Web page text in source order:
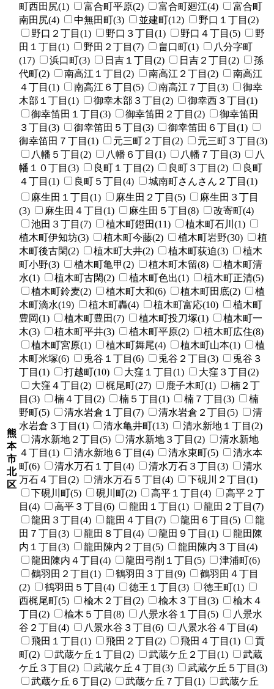
町西田尻(1)
富合町平原(2) 富合町廻江(4)
富合町
南田尻(4)
中無田町(3) 並建町(12)
野口１丁目(2)
野口２丁目(1)
野口３丁目(1) 野口４丁目(5)
野
田１丁目(1)
野田２丁目(7) 畠口町(1)
八分字町
(17)
浜口町(3) 日吉１丁目(2) 日吉２丁目(2)
孫
代町(2)
南高江１丁目(2) 南高江２丁目(2)
南高江
４丁目(1)
南高江６丁目(5) 南高江７丁目(3)
御幸
木部１丁目(1)
御幸木部３丁目(2)
御幸西３丁目(1)
御幸笛田１丁目(3)
御幸笛田２丁目(2)
御幸笛田
３丁目(3)
御幸笛田５丁目(3)
御幸笛田６丁目(1)
御幸笛田７丁目(1)
元三町２丁目(2)
元三町３丁目(3)
八幡５丁目(2)
八幡６丁目(1) 八幡７丁目(3)
八
幡１０丁目(3)
良町１丁目(2) 良町３丁目(2)
良町
４丁目(1)
良町５丁目(4) 城南町さんさん２丁目(1)
熊
本
市
北
区
麻生田１丁目(1) 麻生田２丁目(5)
麻生田３丁目
(3)
麻生田４丁目(1) 麻生田５丁目(8)
改寄町(4)
池田３丁目(7)
植木町鐙田(11)
植木町石川(1)
植木町伊知坊(3)
植木町今藤(2) 植木町岩野(30)
植
木町後古閑(2)
植木町大井(2) 植木町荻迫(3)
植木
町小野(3)
植木町亀甲(2) 植木町木留(8)
植木町清
水(1)
植木町古閑(2) 植木町色出(1)
植木町正清(5)
植木町鈴麦(2)
植木町大和(6) 植木町田底(2)
植
木町滴水(19)
植木町轟(4) 植木町富応(10)
植木町
豊岡(1)
植木町豊田(7) 植木町投刀塚(1)
植木町一
木(3)
植木町平井(3) 植木町平原(2)
植木町広住(8)
植木町宮原(1)
植木町舞尾(4) 植木町山本(1)
植
木町米塚(6)
兎谷１丁目(6) 兎谷２丁目(3)
兎谷３
丁目(1)
打越町(10) 大窪１丁目(1)
大窪３丁目(2)
大窪４丁目(2)
梶尾町(27) 鹿子木町(1)
楠２丁
目(3)
楠４丁目(2) 楠５丁目(1) 楠７丁目(3)
楠
野町(5)
清水岩倉１丁目(7) 清水岩倉２丁目(5)
清
水岩倉３丁目(1)
清水亀井町(13)
清水新地１丁目(2)
清水新地２丁目(5)
清水新地３丁目(2)
清水新地
４丁目(1)
清水新地６丁目(4) 清水東町(5)
清水本
町(6)
清水万石１丁目(4) 清水万石３丁目(3)
清水
万石４丁目(2)
清水万石５丁目(4)
下硯川２丁目(1)
下硯川町(5)
硯川町(2) 高平１丁目(4)
高平２丁
目(4)
高平３丁目(6) 龍田１丁目(1)
龍田２丁目(7)
龍田３丁目(4)
龍田４丁目(7) 龍田６丁目(5)
龍
田７丁目(3)
龍田８丁目(4) 龍田９丁目(1)
龍田陳
内１丁目(3)
龍田陳内２丁目(5)
龍田陳内３丁目(4)
龍田陳内４丁目(4)
龍田弓削１丁目(5)
津浦町(6)
鶴羽田２丁目(1)
鶴羽田３丁目(9)
鶴羽田４丁目
(2)
鶴羽田５丁目(4) 徳王１丁目(3)
徳王町(1)
西梶尾町(5)
楡木２丁目(2) 楡木３丁目(3)
楡木４
丁目(2)
楡木５丁目(8) 八景水谷１丁目(5)
八景水
谷２丁目(4)
八景水谷３丁目(6)
八景水谷４丁目(4)
飛田１丁目(1)
飛田２丁目(2) 飛田４丁目(1)
貢
町(2)
武蔵ケ丘１丁目(2) 武蔵ケ丘２丁目(1)
武蔵
ケ丘３丁目(2)
武蔵ケ丘４丁目(3)
武蔵ケ丘５丁目(3)
武蔵ケ丘６丁目(2)
武蔵ケ丘７丁目(1)
武蔵ケ丘